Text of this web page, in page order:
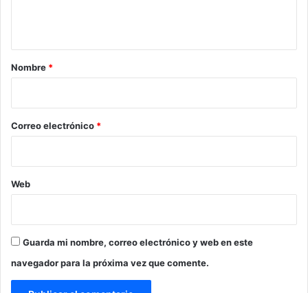
r
*
Nombre *
Correo electrónico *
Web
Guarda mi nombre, correo electrónico y web en este
navegador para la próxima vez que comente.